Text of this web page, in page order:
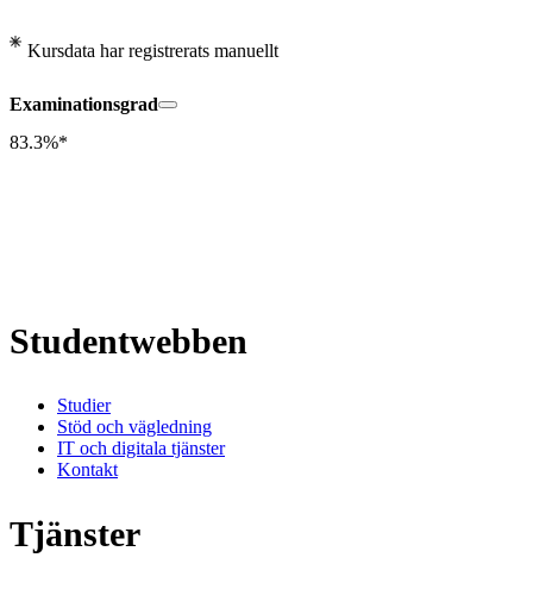
Kursdata har registrerats manuellt
Examinationsgrad
83.3%*
Studentwebben
Studier
Stöd och vägledning
IT och digitala tjänster
Kontakt
Tjänster